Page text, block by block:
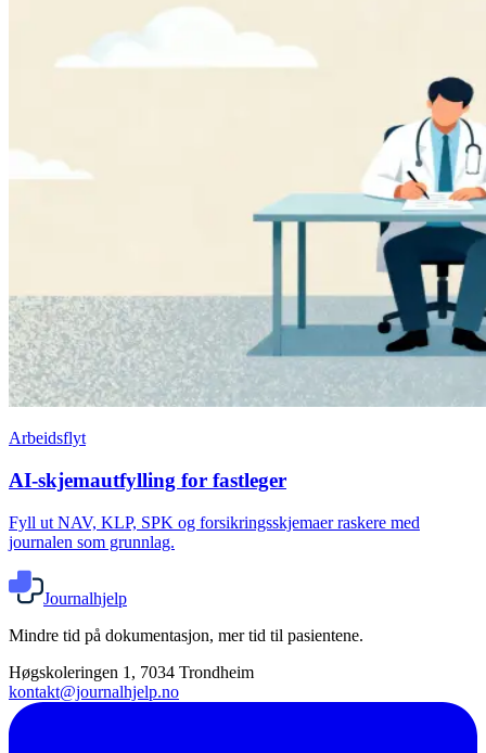
Arbeidsflyt
AI-skjemautfylling for fastleger
Fyll ut NAV, KLP, SPK og forsikringsskjemaer raskere med
journalen som grunnlag.
Journalhjelp
Mindre tid på dokumentasjon, mer tid til pasientene.
Høgskoleringen 1, 7034 Trondheim
kontakt@journalhjelp.no